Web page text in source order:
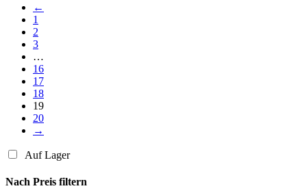
←
1
2
3
…
16
17
18
19
20
→
Auf Lager
Nach Preis filtern